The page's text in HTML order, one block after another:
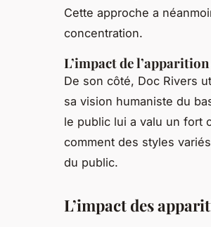
Cette approche a
concentration.
L’impact de
De son côté, Doc Rivers
sa vision humaniste du
le public lui a valu un fort
comment des styles
du public.
L’impact des